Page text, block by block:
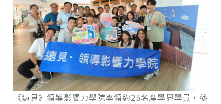
《遠見》領導影響力學院率領約25名產學界學員，參